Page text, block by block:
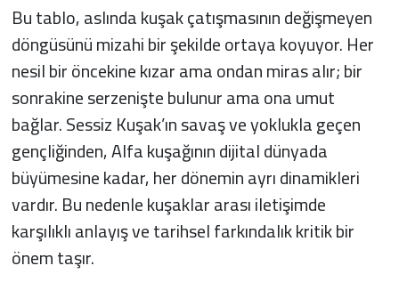
Bu tablo, aslında kuşak çatışmasının değişmeyen
döngüsünü mizahi bir şekilde ortaya koyuyor. Her
nesil bir öncekine kızar ama ondan miras alır; bir
sonrakine serzenişte bulunur ama ona umut
bağlar. Sessiz Kuşak’ın savaş ve yoklukla geçen
gençliğinden, Alfa kuşağının dijital dünyada
büyümesine kadar, her dönemin ayrı dinamikleri
vardır. Bu nedenle kuşaklar arası iletişimde
karşılıklı anlayış ve tarihsel farkındalık kritik bir
önem taşır.